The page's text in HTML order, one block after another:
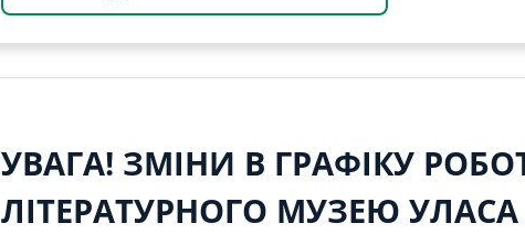
УВАГА! ЗМІНИ В ГРАФІКУ
ЛІТЕРАТУРНОГО МУЗЕЮ